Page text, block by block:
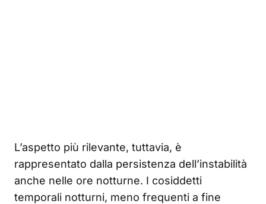
L’aspetto più rilevante, tuttavia, è
rappresentato dalla persistenza dell’instabilità
anche nelle ore notturne. I cosiddetti
temporali notturni, meno frequenti a fine